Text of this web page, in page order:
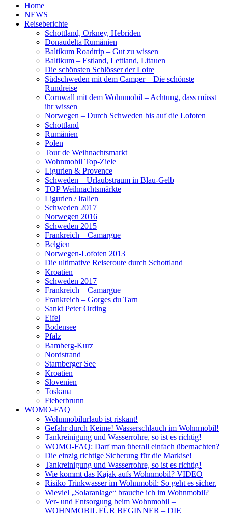
Home
NEWS
Reiseberichte
Schottland, Orkney, Hebriden
Donaudelta Rumänien
Baltikum Roadtrip – Gut zu wissen
Baltikum – Estland, Lettland, Litauen
Die schönsten Schlösser der Loire
Südschweden mit dem Camper – Die schönste
Rundreise
Cornwall mit dem Wohnmobil – Achtung, dass müsst
ihr wissen
Norwegen – Durch Schweden bis auf die Lofoten
Schottland
Rumänien
Polen
Tour de Weihnachtsmarkt
Wohnmobil Top-Ziele
Ligurien & Provence
Schweden – Urlaubstraum in Blau-Gelb
TOP Weihnachtsmärkte
Ligurien / Italien
Schweden 2017
Norwegen 2016
Schweden 2015
Frankreich – Camargue
Belgien
Norwegen-Lofoten 2013
Die ultimative Reiseroute durch Schottland
Kroatien
Schweden 2017
Frankreich – Camargue
Frankreich – Gorges du Tarn
Sankt Peter Ording
Eifel
Bodensee
Pfalz
Bamberg-Kurz
Nordstrand
Starnberger See
Kroatien
Slovenien
Toskana
Fieberbrunn
WOMO-FAQ
Wohnmobilurlaub ist riskant!
Gefahr durch Keime! Wasserschlauch im Wohnmobil!
Tankreinigung und Wasserrohre, so ist es richtig!
WOMO-FAQ: Darf man überall einfach übernachten?
Die einzig richtige Sicherung für die Markise!
Tankreinigung und Wasserrohre, so ist es richtig!
Wie kommt das Kajak aufs Wohnmobil? VIDEO
Risiko Trinkwasser im Wohnmobil: So geht es sicher.
Wieviel „Solaranlage“ brauche ich im Wohnmobil?
Ver- und Entsorgung beim Wohnmobil –
WOHNMOBIL FÜR BEGINNER – DIE